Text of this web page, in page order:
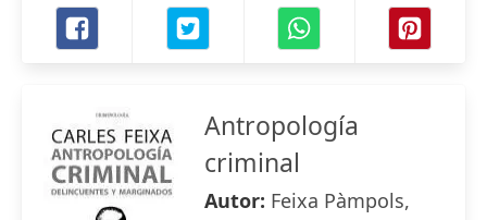
Antropología
criminal
Autor: Feixa Pàmpols,